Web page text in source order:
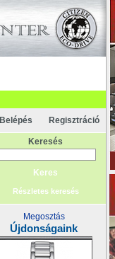
Belépés Regisztráció
Keresés
Részletes keresés
Megosztás
Újdonságaink